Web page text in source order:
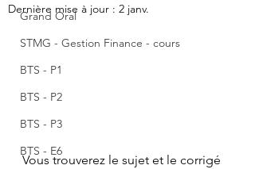
Grand Oral
STMG - Gestion Finance - cours
BTS - P1
BTS - P2
BTS - P3
BTS - E6
Dernière mise à jour : 2 janv.
Vous trouverez le sujet et le corrigé